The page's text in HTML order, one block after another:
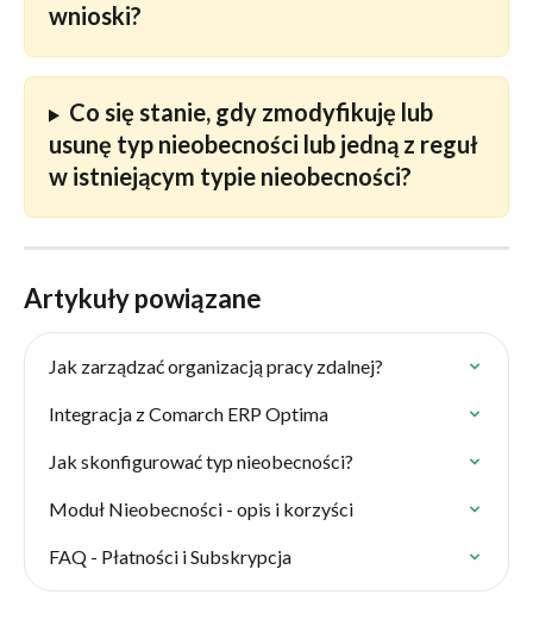
wnioski?
Co się stanie, gdy zmodyfikuję lub
usunę typ nieobecności lub jedną z reguł
w istniejącym typie nieobecności?
Artykuły powiązane
Jak zarządzać organizacją pracy zdalnej?
Integracja z Comarch ERP Optima
Jak skonfigurować typ nieobecności?
Moduł Nieobecności - opis i korzyści
FAQ - Płatności i Subskrypcja